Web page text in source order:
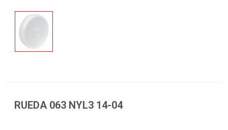
RUEDA 063 NYL3 14-04